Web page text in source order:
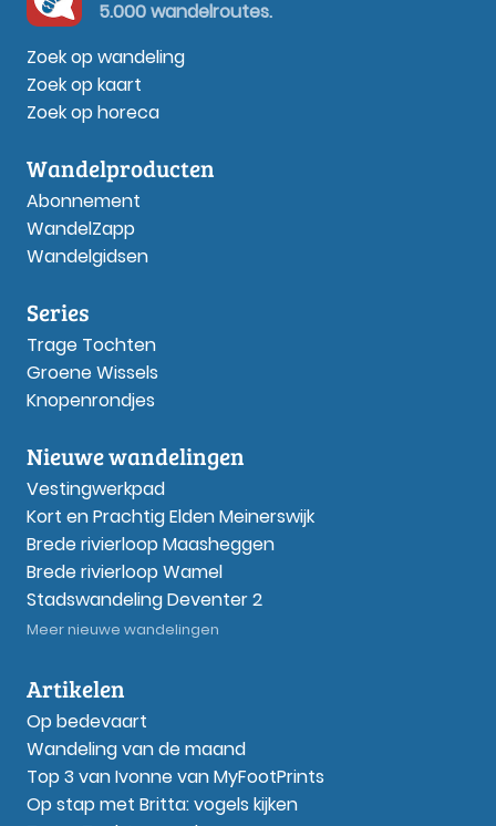
5.000 wandelroutes.
Zoek op wandeling
Zoek op kaart
Zoek op horeca
Wandelproducten
Abonnement
WandelZapp
Wandelgidsen
Series
Trage Tochten
Groene Wissels
Knopenrondjes
Nieuwe wandelingen
Vestingwerkpad
Kort en Prachtig Elden Meinerswijk
Brede rivierloop Maasheggen
Brede rivierloop Wamel
Stadswandeling Deventer 2
Meer nieuwe wandelingen
Artikelen
Op bedevaart
Wandeling van de maand
Top 3 van Ivonne van MyFootPrints
Op stap met Britta: vogels kijken